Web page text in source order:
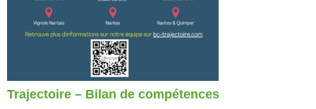
Trajectoire – Bilan de compétences